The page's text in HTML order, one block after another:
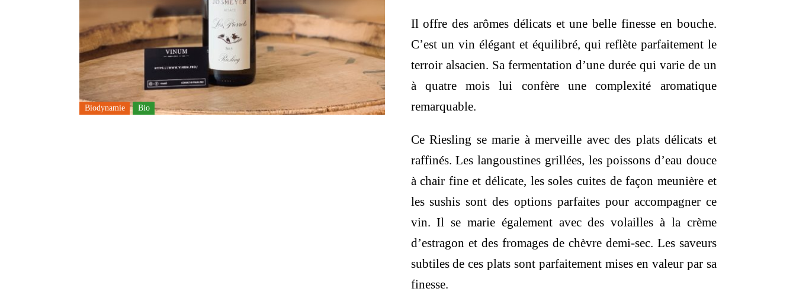
Biodynamie Bio
Il offre des arômes délicats et une belle finesse en bouche.
C’est un vin élégant et équilibré, qui reflète parfaitement le
terroir alsacien. Sa fermentation d’une durée qui varie de un
à quatre mois lui confère une complexité aromatique
remarquable.
Ce Riesling se marie à merveille avec des plats délicats et
raffinés. Les langoustines grillées, les poissons d’eau douce
à chair fine et délicate, les soles cuites de façon meunière et
les sushis sont des options parfaites pour accompagner ce
vin. Il se marie également avec des volailles à la crème
d’estragon et des fromages de chèvre demi-sec. Les saveurs
subtiles de ces plats sont parfaitement mises en valeur par sa
finesse.